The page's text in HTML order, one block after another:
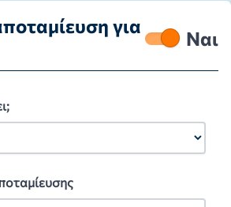
για
Ναι